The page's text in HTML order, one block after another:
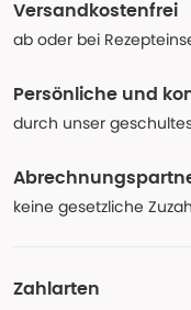
Versandkostenfrei
ab oder bei
Persönliche und
durch unser
keine gesetzliche
Zahlarten